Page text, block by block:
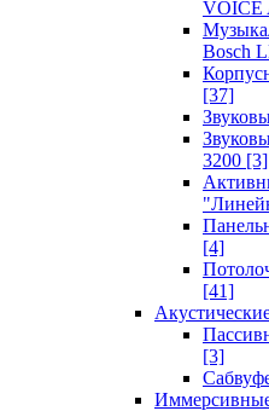
VOICE
Bosch
[37]
3200 [3]
[4]
[41]
[3]